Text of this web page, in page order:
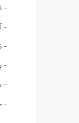
-
-
-
-
-
-